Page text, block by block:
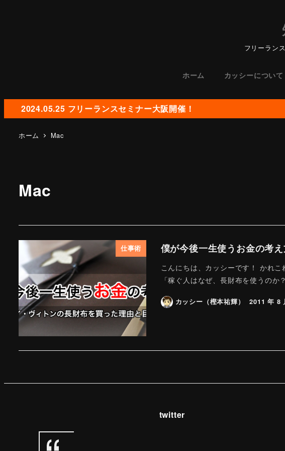
フリーラン
ホーム カッシーについて
2024.05.25 フリーランスセミナー大阪開催！
ホーム Mac
Mac
仕事術 僕が今後一生使うお金の考
こんにちは、カッシーです！ かれ
「稼ぐ人はなぜ、長財布を使うの
カッシー（樫本祐輝） 2011 年 8
twitter